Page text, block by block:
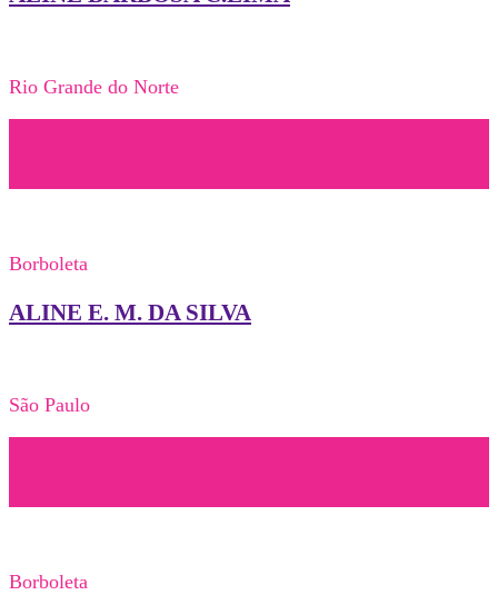
Rio Grande do Norte
Borboleta
ALINE E. M. DA SILVA
São Paulo
Borboleta